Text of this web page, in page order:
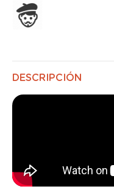
DESCRIPCIÓN